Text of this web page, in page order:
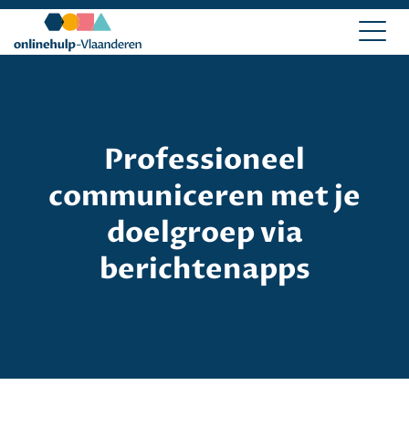
Professioneel
communiceren met je
doelgroep via
berichtenapps